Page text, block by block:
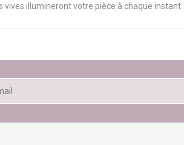
illumineront votre pièce à chaque instant.